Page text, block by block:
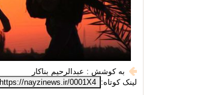
به کوشش : عبدالرحیم بناکار
لینک کوتاه: https://nayzinews.ir/0001X4